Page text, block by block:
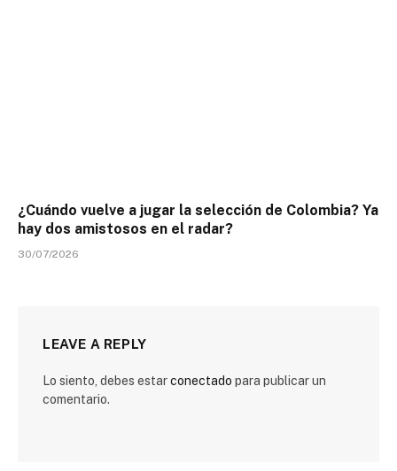
¿Cuándo vuelve a jugar la selección de Colombia? Ya
hay dos amistosos en el radar?
30/07/2026
LEAVE A REPLY
Lo siento, debes estarconectado para publicar un
comentario.